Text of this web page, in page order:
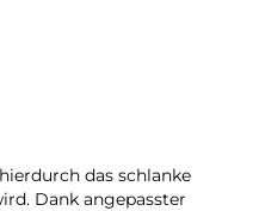
das schlanke
Dank angepasster